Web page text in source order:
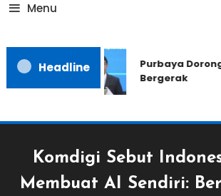
Menu
Headline
Purbaya
Bergerak
Komdigi Sebut
Membuat AI Sendiri: